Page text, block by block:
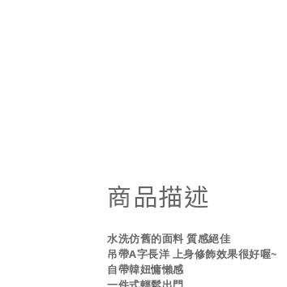
商品描述
水洗仿舊的面料 質感絕佳
吊帶A字長洋 上身修飾效果很好喔~
自帶韓妞慵懶感